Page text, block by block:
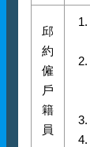
邱
約
僱
戶
籍
員